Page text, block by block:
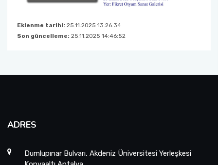
Eklenme tarihi: 25.11.2025 13:26:34
Son güncelleme: 25.11.2025 14:46:52
ADRES
Dumlupınar Bulvarı, Akdeniz Üniversitesi Yerleşkesi